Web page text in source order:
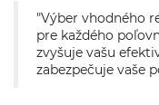
"Výber vhodného
pre každého
zvyšuje vašu
zabezpečuje vaše